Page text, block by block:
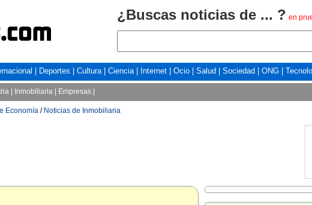
¿Buscas noticias de ... ? en
Deportes Cultura| Ciencia| Internet Ocio Salud Sociedad ONG
Inmobiliaria Empresas
Economía / Noticias de Inmobiliaria